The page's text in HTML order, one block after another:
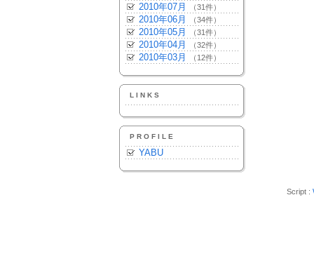
2010年07月 （31件）
2010年06月 （34件）
2010年05月 （31件）
2010年04月 （32件）
2010年03月 （12件）
LINKS
PROFILE
YABU
Script :